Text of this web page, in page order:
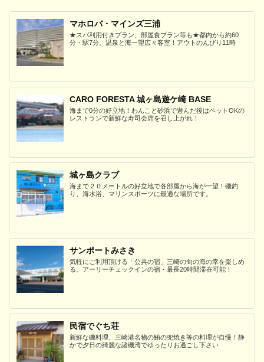
マホロバ・マインズ三浦
★スパ利用付きプラン、部屋食プラン等も★都内から約60
分・駅7分。温泉と海一望広々客室！アウトのんびり11時
CARO FORESTA 城ヶ島遊ケ崎 BASE
海まで0分の好立地！わんこと砂浜で遊んだ後はペットOKの
レストランで新鮮な寿司会席を召し上がれ！
城ヶ島クラブ
海まで２０メートルの好立地で各部屋から海が一望！磯釣
り、海水浴、マリンスポーツに最適な場所です。
サンポートみさき
気軽にご利用頂ける「公共の宿」三崎の旬の海の幸を楽しめ
る。アーリーチェックインの宿・最長20時間滞在可能！
民宿でぐち荘
新鮮な磯料理、三崎港名物の鮪の兜焼き等の料理が自慢！静
かで夕日の綺麗な諸磯湾でゆったりお過ごし下さい